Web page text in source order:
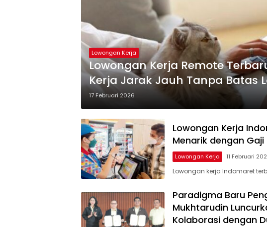
Lowongan Kerja
Lowongan Kerja Remote
Kerja Jarak Jauh Tanpa Batas
17 Februari 2026
Lowongan Kerja
Menarik dengan
Lowongan Kerja 11 Februari
Lowongan kerja Indomaret
Paradigma Baru
Mukhtarudin
Kolaborasi dengan